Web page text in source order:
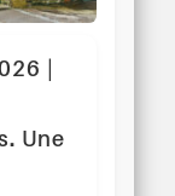
|
Une